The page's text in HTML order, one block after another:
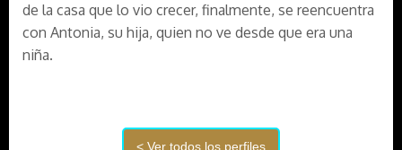
de la casa que lo vio crecer, finalmente, se reencuentra
con Antonia, su hija, quien no ve desde que era una
niña.